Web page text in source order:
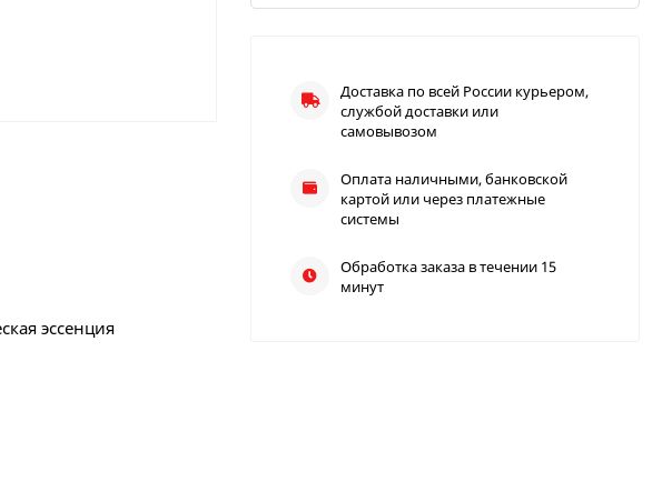
эссенция
Доставка по всей России курьером,
службой доставки или
самовывозом
Оплата наличными, банковской
картой или через платежные
системы
Обработка заказа в течении 15
минут